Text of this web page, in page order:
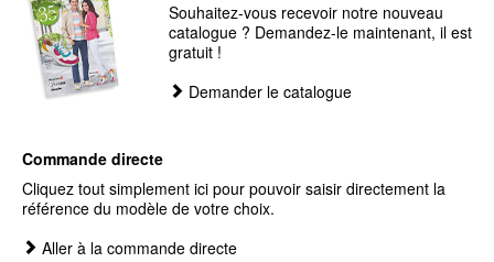
Souhaitez-vous recevoir notre nouveau
catalogue ? Demandez-le maintenant, il est
gratuit !
Demander le catalogue
Commande directe
Cliquez tout simplement ici pour pouvoir saisir directement la
référence du modèle de votre choix.
Aller à la commande directe